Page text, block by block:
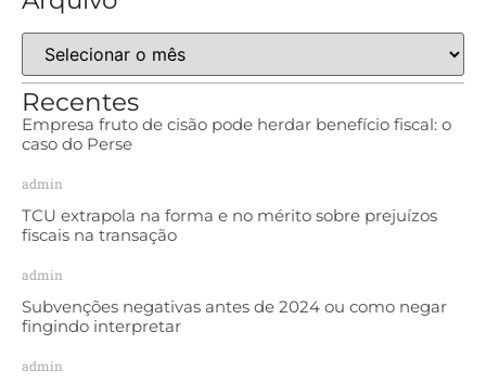
Recentes
Empresa fruto de cisão pode herdar benefício fiscal: o
caso do Perse
admin
TCU extrapola na forma e no mérito sobre prejuízos
fiscais na transação
admin
Subvenções negativas antes de 2024 ou como negar
fingindo interpretar
admin